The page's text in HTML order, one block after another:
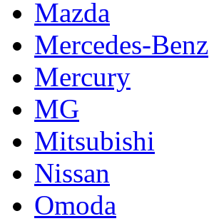
Mazda
Mercedes-Benz
Mercury
MG
Mitsubishi
Nissan
Omoda